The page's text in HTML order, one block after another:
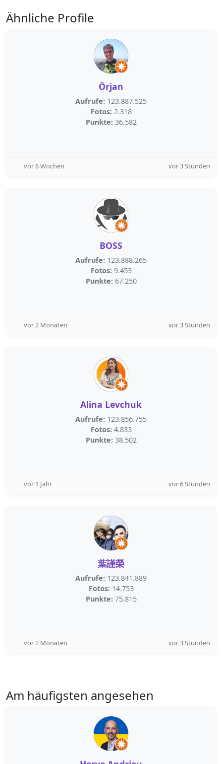
Ähnliche Profile
Örjan
Aufrufe: 123.887.525
Fotos: 2.318
Punkte: 36.582
vor 6 Wochen vor 3 Stunden
BOSS
Aufrufe: 123.888.265
Fotos: 9.453
Punkte: 67.250
vor 2 Monaten vor 3 Stunden
Alina Levchuk
Aufrufe: 123.856.755
Fotos: 4.833
Punkte: 38.502
vor 1 Jahr vor 6 Stunden
葉謹榮
Aufrufe: 123.841.889
Fotos: 14.753
Punkte: 75.815
vor 2 Monaten vor 3 Stunden
Am häufigsten angesehen